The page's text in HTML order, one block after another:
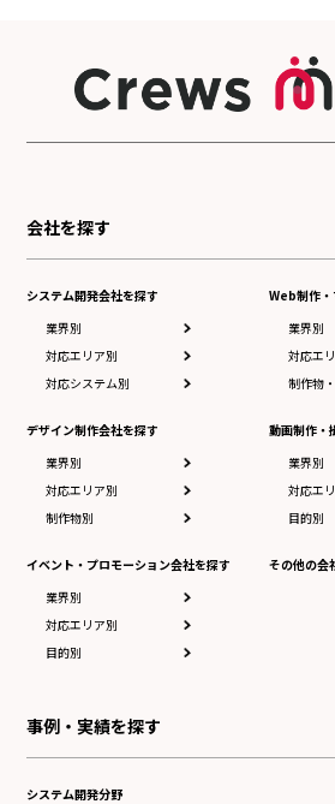
会社を探す
システム開発会社を探す
業界別
対応エリア別
対応システム別
デザイン制作会社を探す
業界別
対応エリア別
制作物別
イベント・プロモーション会社を探す
業界別
対応エリア別
目的別
Web制作・
業界別
対応エ
制作物
動画制作・
業界別
対応エ
目的別
その他の会
事例・実績を探す
システム開発分野